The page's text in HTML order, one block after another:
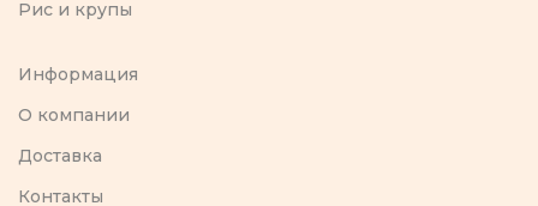
Рис и крупы
Информация
O компании
Доставка
Контакты